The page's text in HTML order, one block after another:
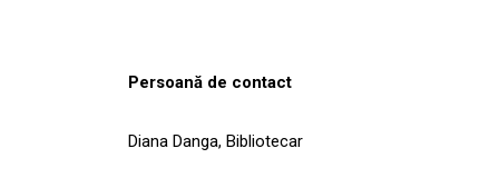
Persoană de contact
Diana Danga, Bibliotecar